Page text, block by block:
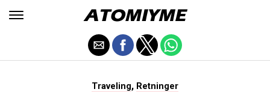
Traveling, Retninger